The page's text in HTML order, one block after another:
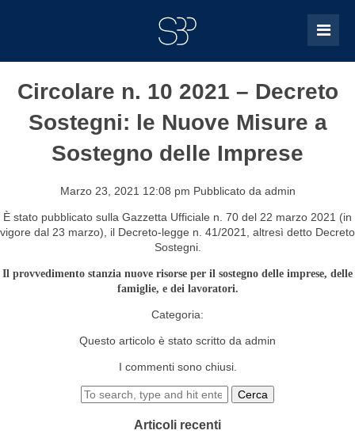
Circolare n. 10 2021 – Decreto
Sostegni: le Nuove Misure a
Sostegno delle Imprese
Marzo 23, 2021 12:08 pm Pubblicato da admin
È stato pubblicato sulla Gazzetta Ufficiale n. 70 del 22 marzo 2021 (in
vigore dal 23 marzo), il Decreto-legge n. 41/2021, altresì detto Decreto
Sostegni.
Il provvedimento stanzia nuove risorse per il sostegno delle imprese, delle
famiglie, e dei lavoratori.
Categoria:
Questo articolo è stato scritto da admin
I commenti sono chiusi.
Cerca
Articoli recenti